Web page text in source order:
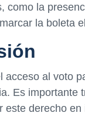
como la
la boleta
acceso al voto
Es importante
este derecho